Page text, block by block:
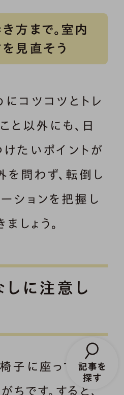
方まで。室内
見直そう
コツコツとトレ
と以外にも、日
たいポイントが
を問わず、転倒し
ションを把握し
しょう。
しに注意し
子に座っている
です。すると、